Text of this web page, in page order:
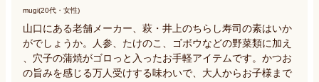
mugi(20代・女性)
山口にある老舗メーカー、萩・井上のちらし寿司の素はいか
がでしょうか。人参、たけのこ、ゴボウなどの野菜類に加え
、穴子の蒲焼がゴロっと入ったお手軽アイテムです。かつお
の旨みを感じる万人受けする味わいで、大人からお子様まで